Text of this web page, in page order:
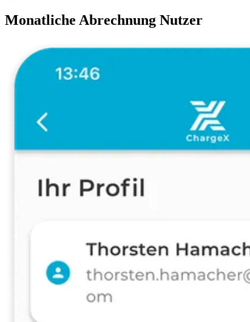
Monatliche Abrechnung Nutzer